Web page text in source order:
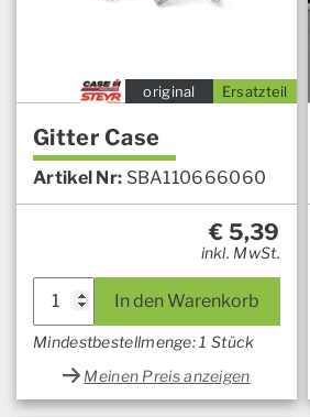
Ersatzteil
original
Gitter Case
Artikel Nr: SBA110666060
€ 5,39
inkl. MwSt.
In den Warenkorb
Mindestbestellmenge: 1 Stück
Meinen Preis anzeigen